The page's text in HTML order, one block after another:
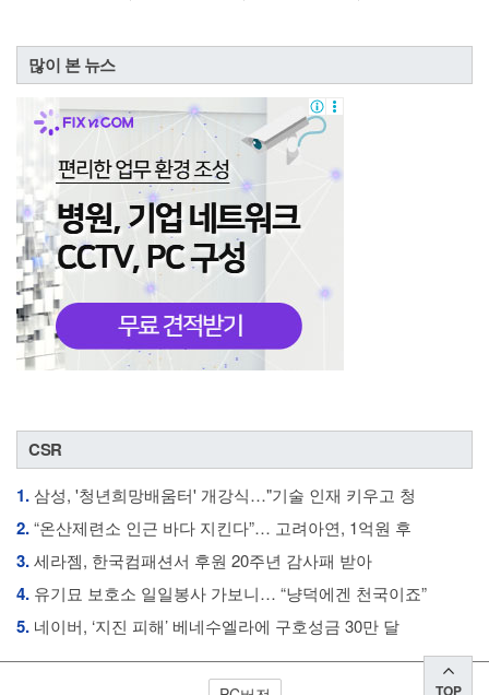
많이 본 뉴스
CSR
1.삼성, '청년희망배움터' 개강식…"기술 인재 키우고 청
2.“온산제련소 인근 바다 지킨다”… 고려아연, 1억원 후
3.세라젬, 한국컴패션서 후원 20주년 감사패 받아
4. 유기묘 보호소 일일봉사 가보니… “냥덕에겐 천국이죠”
5. 네이버, ‘지진 피해’ 베네수엘라에 구호성금 30만 달
TOP